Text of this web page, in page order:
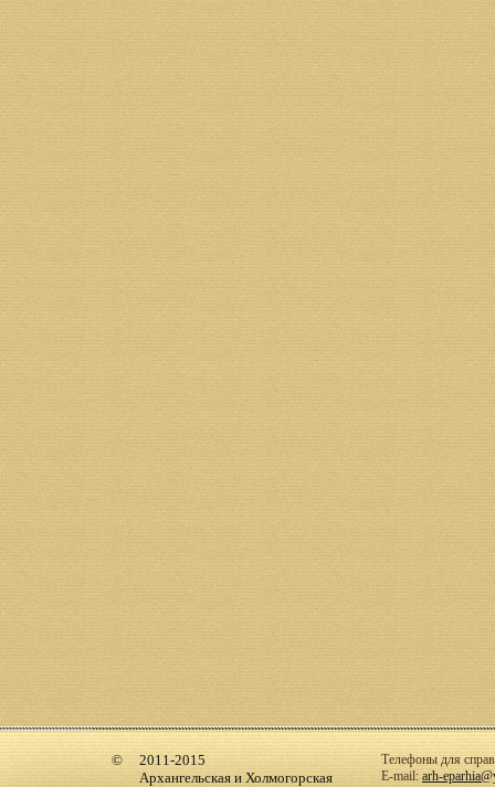
2011-2015
Архангельская и Холмогорская
Телефоны для
E-mail: arh-